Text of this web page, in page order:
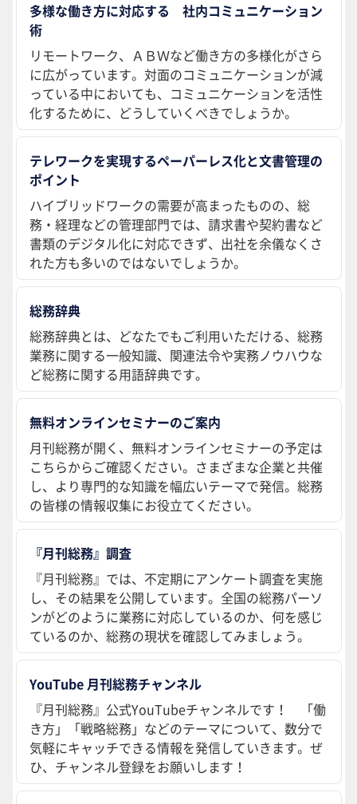
多様な働き方に対応する 社内コミュニケーション
術
リモートワーク、ＡＢＷなど働き方の多様化がさら
に広がっています。対面のコミュニケーションが減
っている中においても、コミュニケーションを活性
化するために、どうしていくべきでしょうか。
テレワークを実現するペーパーレス化と文書管理の
ポイント
ハイブリッドワークの需要が高まったものの、総
務・経理などの管理部門では、請求書や契約書など
書類のデジタル化に対応できず、出社を余儀なくさ
れた方も多いのではないでしょうか。
総務辞典
総務辞典とは、どなたでもご利用いただける、総務
業務に関する一般知識、関連法令や実務ノウハウな
ど総務に関する用語辞典です。
無料オンラインセミナーのご案内
月刊総務が開く、無料オンラインセミナーの予定は
こちらからご確認ください。さまざまな企業と共催
し、より専門的な知識を幅広いテーマで発信。総務
の皆様の情報収集にお役立てください。
『月刊総務』調査
『月刊総務』では、不定期にアンケート調査を実施
し、その結果を公開しています。全国の総務パーソ
ンがどのように業務に対応しているのか、何を感じ
ているのか、総務の現状を確認してみましょう。
YouTube 月刊総務チャンネル
『月刊総務』公式YouTubeチャンネルです！ 「働
き方」「戦略総務」などのテーマについて、数分で
気軽にキャッチできる情報を発信していきます。ぜ
ひ、チャンネル登録をお願いします！